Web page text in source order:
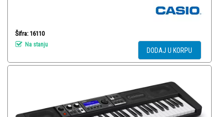
Šifra: 16110
Na stanju
DODAJ U KORPU